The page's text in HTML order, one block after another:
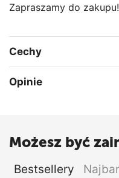
Zapraszamy do zakupu!
Cechy
Opinie
Możesz być
Bestsellery